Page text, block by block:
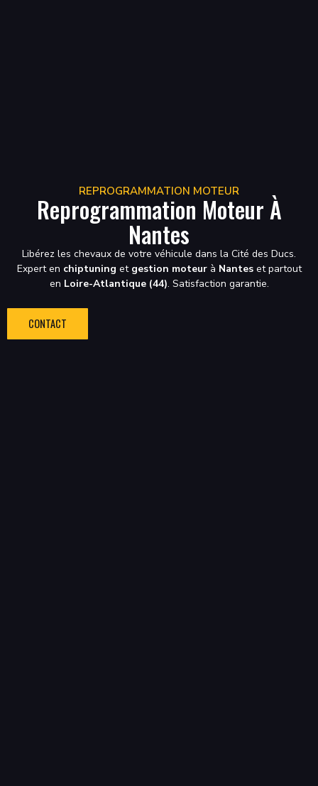
REPROGRAMMATION MOTEUR
Reprogrammation Moteur À
Nantes
Libérez les chevaux de votre véhicule dans la Cité des Ducs.
Expert en chiptuning et gestion moteurà Nanteset partout
en Loire-Atlantique (44). Satisfaction garantie.
CONTACT